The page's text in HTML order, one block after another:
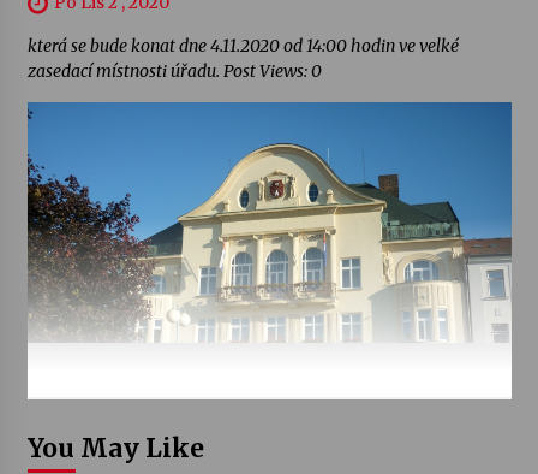
která se bude konat dne 4.11.2020 od 14:00 hodin ve velké
zasedací místnosti úřadu. Post Views: 0
You May Like